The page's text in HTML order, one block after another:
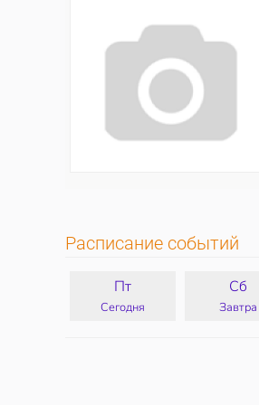
Расписание событий
Пт
Сегодня
Сб
Завтра